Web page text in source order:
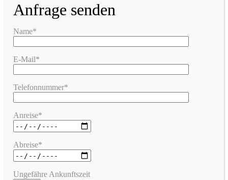
Anfrage senden
Name*
E-Mail*
Telefonnummer*
Anreise*
Abreise*
Ungefähre Ankunftszeit